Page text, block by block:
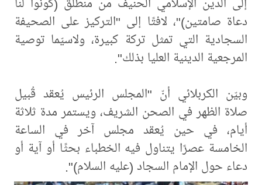
دعاة صامتين)"، لافتًا إلى "التركيز على الصحيفة
السجادية التي تمثل تركة كبيرة، ولاسيّما توصية
المرجعية الدينية العليا بذلك".
وبيّن الكربلائي أنّ "المجلس الرئيس يُعقد قُبيل
صلاة الظهر في الصحن الشريف، ويستمر مدة ثلاثة
أيام، في حين يُعقد مجلس آخر في الساعة
الخامسة عصرًا يتناول فيه الخطباء بحثًا أو آية أو
دعاء حول الإمام السجاد (عليه السلام)".